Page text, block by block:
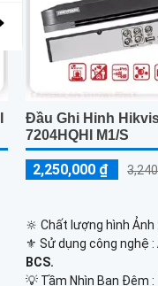
Đầu Ghi Hinh
7204HQHI M1/S
2,250,000 ₫
🔆 Chất lượng hình Ảnh :
⚜️ Sử dụng công nghệ :
BCS.
💡 Tầm Nhìn Ban Đêm :